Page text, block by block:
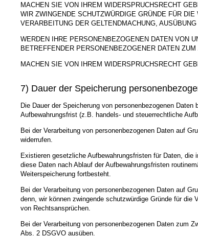
MACHEN SIE VON IHREM WIDERSPRUCHSRECHT
WIR ZWINGENDE SCHUTZWÜRDIGE GRÜNDE FÜR
VERARBEITUNG DER GELTENDMACHUNG,
WERDEN IHRE PERSONENBEZOGENEN DATEN VON
BETREFFENDER PERSONENBEZOGENER DATEN
MACHEN SIE VON IHREM WIDERSPRUCHSRECHT
7) Dauer der Speicherung
Die Dauer der Speicherung von personenbezogenen
Aufbewahrungsfrist (z.B. handels- und steuerrechtliche
Bei der Verarbeitung von personenbezogenen Daten auf
widerrufen.
Existieren gesetzliche Aufbewahrungsfristen für Daten,
diese Daten nach Ablauf der Aufbewahrungsfristen
Weiterspeicherung fortbesteht.
Bei der Verarbeitung von personenbezogenen Daten auf
denn, wir können zwingende schutzwürdige Gründe für die
von Rechtsansprüchen.
Bei der Verarbeitung von personenbezogenen Daten zum
Abs. 2 DSGVO ausüben.